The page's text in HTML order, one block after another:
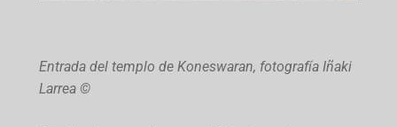
Entrada del templo de Koneswaran, fotografía Iñaki
Larrea ©